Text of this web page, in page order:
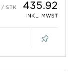
435.92
INKL. MWST